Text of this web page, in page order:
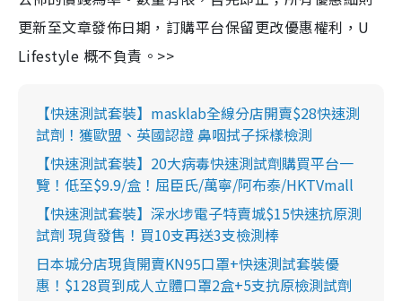
更新至文章發佈日期，訂購平台保留更改優惠權利，U
Lifestyle 概不負責。>>
【快速測試套裝】masklab全線分店開賣$28快速測
試劑！獲歐盟、英國認證 鼻咽拭子採樣檢測
【快速測試套裝】20大病毒快速測試劑購買平台一
覽！低至$9.9/盒！屈臣氏/萬寧/阿布泰/HKTVmall
【快速測試套裝】深水埗電子特賣城$15快速抗原測
試劑 現貨發售！買10支再送3支檢測棒
日本城分店現貨開賣KN95口罩+快速測試套裝優
惠！$128買到成人立體口罩2盒+5支抗原檢測試劑